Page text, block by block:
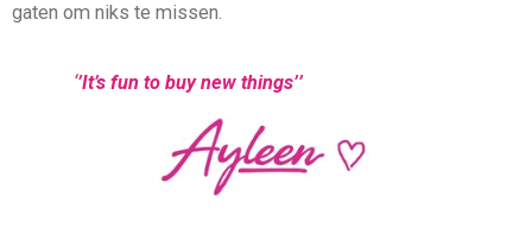
gaten om niks te missen.
‘’It’s fun to buy new things’’